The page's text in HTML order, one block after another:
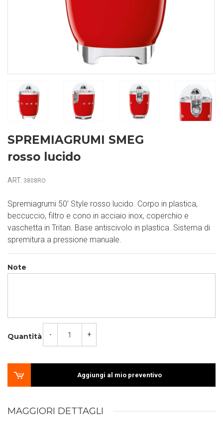
SPREMIAGRUMI SMEG
rosso lucido
ART. 3808RO
Spremiagrumi 50’ Style rosso lucido. Corpo in plastica,
beccuccio, filtro e cono in acciaio inox, coperchio e
vaschetta in Tritan. Base antiscivolo in plastica. Sistema di
spremitura a pressione manuale.
Note
Quantità - +
Aggiungi al mio preventivo
MAGGIORI DETTAGLI